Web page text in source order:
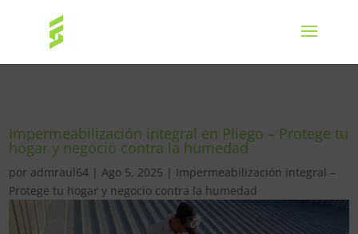
Impermeabilización integral en Pliego – Protege tu
hogar y negocio contra la humedad
por admraul64 |Ago 5, 2025 | Impermeabilización integral –
Protege tu hogar y negocio contra la humedad